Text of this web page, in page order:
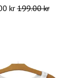
kr199.00 kr